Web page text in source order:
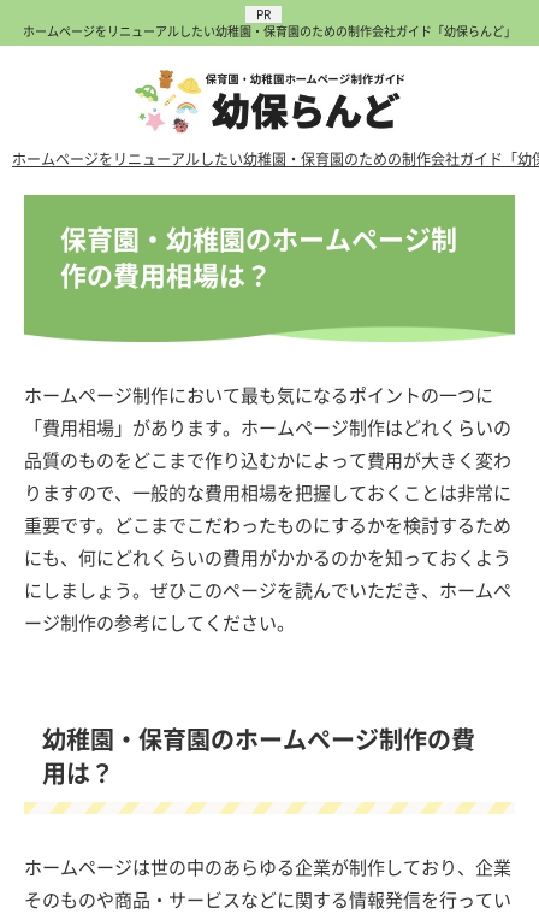
ホームページをリニューアルしたい幼稚園・保育園のための制作会社ガイド「幼保らんど」
ホームページをリニューアルしたい幼稚園・保育園のための制作会社ガイド「幼
保育園・幼稚園のホームページ制
作の費用相場は？
ホームページ制作において最も気になるポイントの一つに
「費用相場」があります。ホームページ制作はどれくらいの
品質のものをどこまで作り込むかによって費用が大きく変わ
りますので、一般的な費用相場を把握しておくことは非常に
重要です。どこまでこだわったものにするかを検討するため
にも、何にどれくらいの費用がかかるのかを知っておくよう
にしましょう。ぜひこのページを読んでいただき、ホームペ
ージ制作の参考にしてください。
幼稚園・保育園のホームページ制作の費
用は？
ホームページは世の中のあらゆる企業が制作しており、企業
そのものや商品・サービスなどに関する情報発信を行ってい